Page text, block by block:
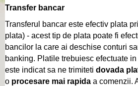
Transfer bancar
Transferul bancar este efectiv plata
plata) - acest tip de plata poate fi
bancilor la care ai deschise conturi
banking. Platile trebuiesc efectuate
este indicat sa ne trimiteti dovada
o procesare mai rapida a comenzii.